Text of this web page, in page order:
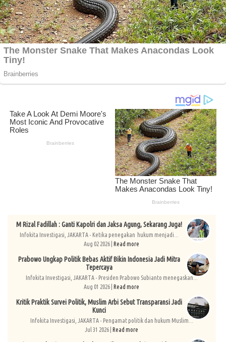
M Rizal Fadillah : Ganti Kapolri dan Jaksa Agung, Sekarang Juga!
Infokita Investigasi, JAKARTA - Ketika penegakan hukum menjadi...
Aug 02 2026 | Read more
Prabowo Ungkap Politik Bebas Aktif Bikin Indonesia Jadi Mitra
Tepercaya
Infokita Investigasi, JAKARTA - Presiden Prabowo Subianto menegaskan...
Aug 01 2026 | Read more
Kritik Praktik Survei Politik, Muslim Arbi Sebut Transparansi Jadi
Kunci
Infokita Investigasi, JAKARTA - Pengamat politik dan hukum Muslim...
Jul 31 2026 | Read more